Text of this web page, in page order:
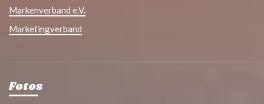
Markenverband e.V.
Marketingverband
Fotos